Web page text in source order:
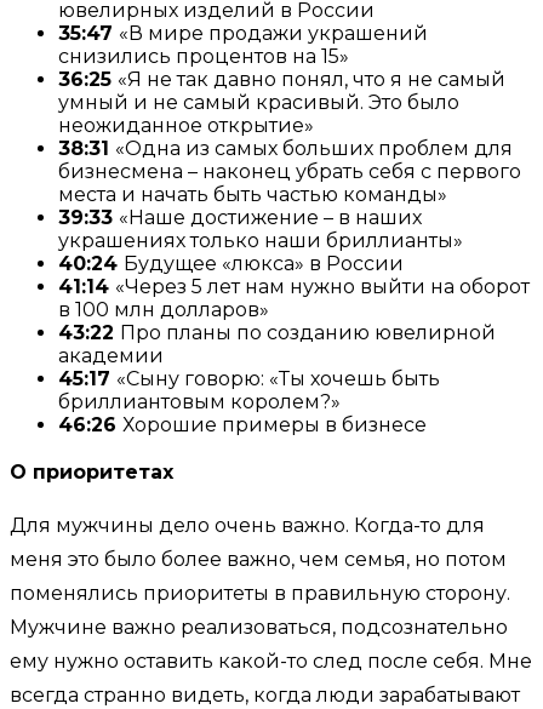
ювелирных изделий в России
35:47 «В мире продажи украшений
снизились процентов на 15»
36:25 «Я не так давно понял, что я не самый
умный и не самый красивый. Это было
неожиданное открытие»
38:31 «Одна из самых больших проблем для
бизнесмена – наконец убрать себя с первого
места и начать быть частью команды»
39:33 «Наше достижение – в наших
украшениях только наши бриллианты»
40:24 Будущее «люкса» в России
41:14 «Через 5 лет нам нужно выйти на оборот
в 100 млн долларов»
43:22 Про планы по созданию ювелирной
академии
45:17 «Сыну говорю: «Ты хочешь быть
бриллиантовым королем?»
46:26 Хорошие примеры в бизнесе
О приоритетах
Для мужчины дело очень важно. Когда-то для
меня это было более важно, чем семья, но потом
поменялись приоритеты в правильную сторону.
Мужчине важно реализоваться, подсознательно
ему нужно оставить какой-то след после себя. Мне
всегда странно видеть, когда люди зарабатывают